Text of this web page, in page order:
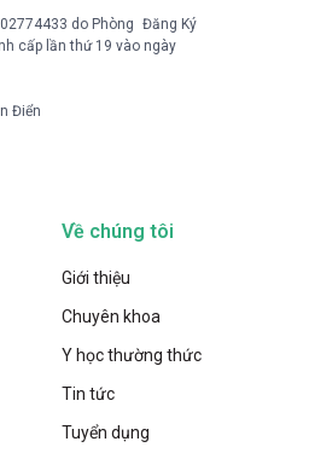
do Phòng Đăng Ký
cấp lần thứ 19 vào ngày
Điển
Về chúng tôi
Giới thiệu
Chuyên khoa
Y học thường thức
Tin tức
Tuyển dụng